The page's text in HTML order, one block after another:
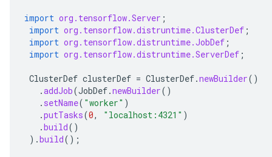
import org.tensorflow.Server ;
import org.tensorflow.distruntime.ClusterDef ;
import org.tensorflow.distruntime.JobDef ;
import org.tensorflow.distruntime.ServerDef ;
ClusterDef clusterDef = ClusterDef.newBuilder()
.addJob(JobDef.newBuilder()
. setName( "worker" )
.putTasks(0, "localhost:4321" )
.build()
).build();